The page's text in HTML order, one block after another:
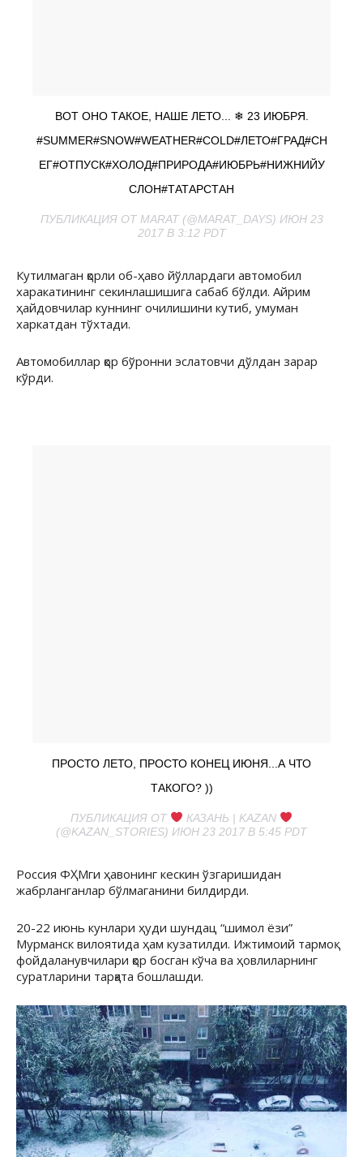
ВОТ ОНО ТАКОЕ, НАШЕ ЛЕТО... ❄ 23 ИЮБРЯ.
#SUMMER#SNOW#WEATHER#COLD#ЛЕТО#ГРАД#СН
ЕГ#ОТПУСК#ХОЛОД#ПРИРОДА#ИЮБРЬ#НИЖНИЙУ
СЛОН#ТАТАРСТАН
ПУБЛИКАЦИЯ ОТ MARAT (@MARAT_DAYS) ИЮН 23
2017 В 3:12 PDT
Кутилмаган қорли об-ҳаво йўллардаги автомобил
харакатининг секинлашишига сабаб бўлди. Айрим
ҳайдовчилар куннинг очилишини кутиб, умуман
харкатдан тўхтади.
Автомобиллар қор бўронни эслатовчи дўлдан зарар
кўрди.
ПРОСТО ЛЕТО, ПРОСТО КОНЕЦ ИЮНЯ...А ЧТО
ТАКОГО? ))
ПУБЛИКАЦИЯ ОТ
КАЗАНЬ | KAZAN
(@KAZAN_STORIES) ИЮН 23 2017 В 5:45 PDT
Россия ФҲМги ҳавонинг кескин ўзгаришидан
жабрланганлар бўлмаганини билдирди.
20-22 июнь кунлари ҳуди шундац “шимол ёзи”
Мурманск вилоятида ҳам кузатилди. Ижтимоий тармоқ
фойдаланувчилари қор босган кўча ва ҳовлиларнинг
суратларини тарқата бошлашди.